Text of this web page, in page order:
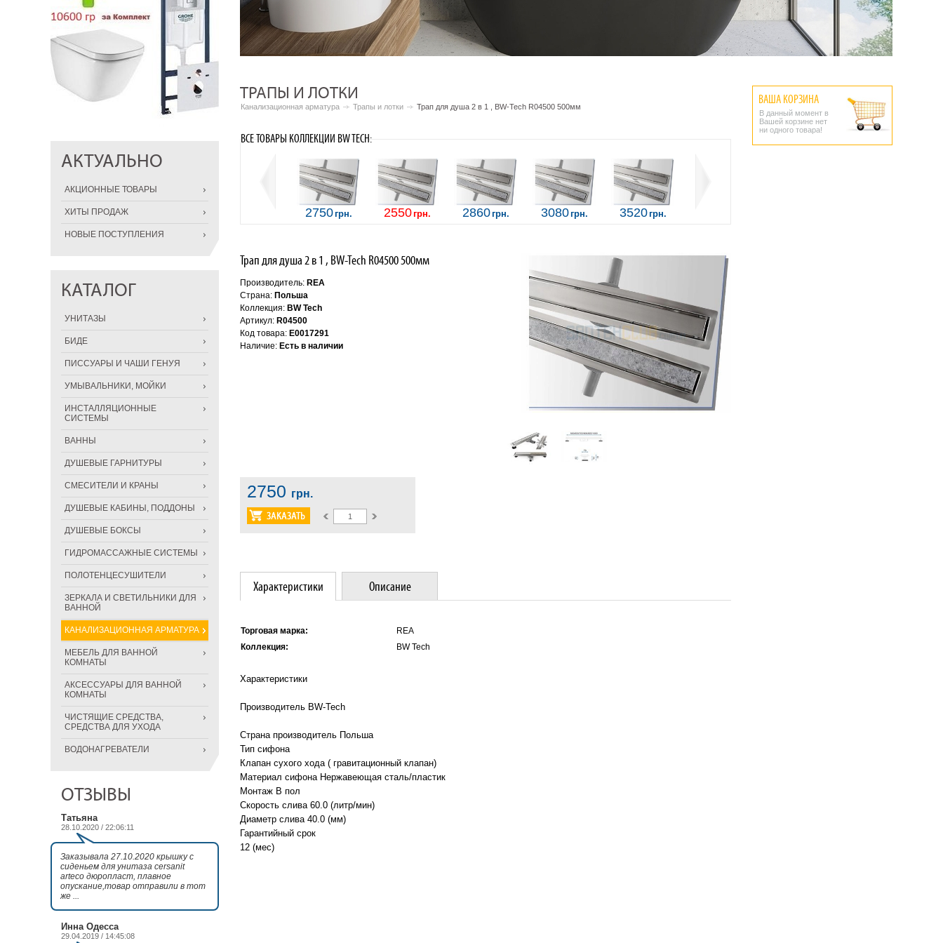
АКТУАЛЬНО
АКЦИОННЫЕ ТОВАРЫ
ХИТЫ ПРОДАЖ
НОВЫЕ ПОСТУПЛЕНИЯ
КАТАЛОГ
УНИТАЗЫ
БИДЕ
ПИССУАРЫ И ЧАШИ ГЕНУЯ
УМЫВАЛЬНИКИ, МОЙКИ
ИНСТАЛЛЯЦИОННЫЕ
СИСТЕМЫ
ВАННЫ
ДУШЕВЫЕ ГАРНИТУРЫ
СМЕСИТЕЛИ И КРАНЫ
ДУШЕВЫЕ КАБИНЫ, ПОДДОНЫ
ДУШЕВЫЕ БОКСЫ
ГИДРОМАССАЖНЫЕ СИСТЕМЫ
ПОЛОТЕНЦЕСУШИТЕЛИ
ЗЕРКАЛА И СВЕТИЛЬНИКИ ДЛЯ
ВАННОЙ
КАНАЛИЗАЦИОННАЯ АРМАТУРА
МЕБЕЛЬ ДЛЯ ВАННОЙ
КОМНАТЫ
АКСЕССУАРЫ ДЛЯ ВАННОЙ
КОМНАТЫ
ЧИСТЯЩИЕ СРЕДСТВА,
СРЕДСТВА ДЛЯ УХОДА
ВОДОНАГРЕВАТЕЛИ
ОТЗЫВЫ
Татьяна
28.10.2020 / 22:06:11
Заказывала 27.10.2020 крышку с
сиденьем для унитаза cersanit
arteco дюропласт, плавное
опускание,товар отправили в тот
же ...
Инна Одесса
29.04.2019 / 14:45:08
ТРАПЫ И ЛОТКИ
Канализационная арматура Трапы и лотки Трап для душа 2 в 1 , BW-Tech R04500 500мм
ВСЕ ТОВАРЫ КОЛЛЕКЦИИ BW TECH:
2750грн. 2550грн. 2860грн. 3080грн. 3520грн.
Трап для душа 2 в 1 , BW-Tech R04500 500мм
Производитель: REA
Страна: Польша
Коллекция: BW Tech
Артикул: R04500
Код товара: E0017291
Наличие: Есть в наличии
2750 грн.
Характеристики Описание
Торговая марка:
REA
Коллекция:
BW Tech
Характеристики
Производитель BW-Tech
Страна производитель Польша
Тип сифона
Клапан сухого хода ( гравитационный клапан)
Материал сифона Нержавеющая сталь/пластик
Монтаж В пол
Скорость слива 60.0 (литр/мин)
Диаметр слива 40.0 (мм)
Гарантийный срок
12 (мес)
ВАША КОРЗИНА
В данный момент в
Вашей корзине нет
ни одного товара!